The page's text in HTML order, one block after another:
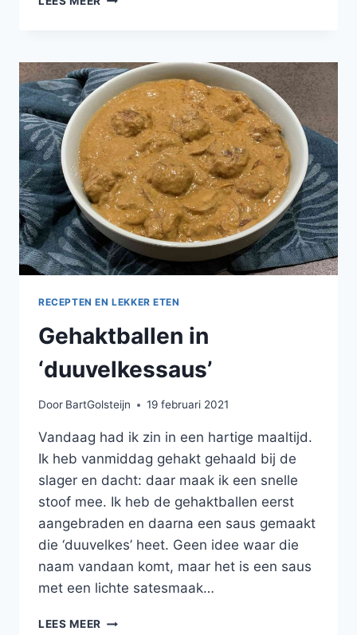
MET
EEN
SCHEUTJE
MADEIRA
RECEPTEN EN LEKKER ETEN
Gehaktballen in
‘duuvelkessaus’
Door BartGolsteijn 19 februari 2021
Vandaag had ik zin in een hartige maaltijd.
Ik heb vanmiddag gehakt gehaald bij de
slager en dacht: daar maak ik een snelle
stoof mee. Ik heb de gehaktballen eerst
aangebraden en daarna een saus gemaakt
die ‘duuvelkes’ heet. Geen idee waar die
naam vandaan komt, maar het is een saus
met een lichte satesmaak…
LEES MEER GEHAKTBALLEN